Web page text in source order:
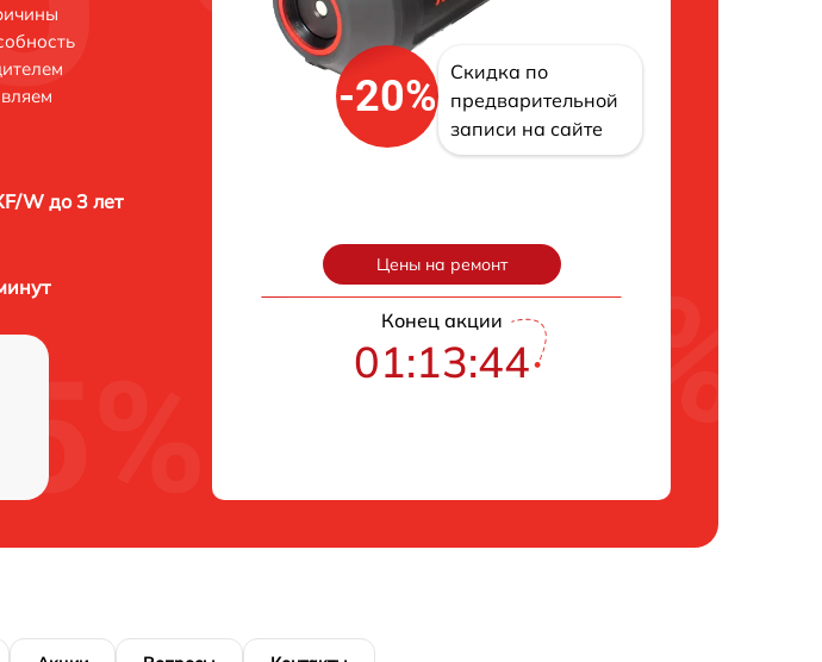
W до 3 лет
-20%
Скидка по
предварительной
записи на сайте
Цены на ремонт
Конец акции
01:13:43